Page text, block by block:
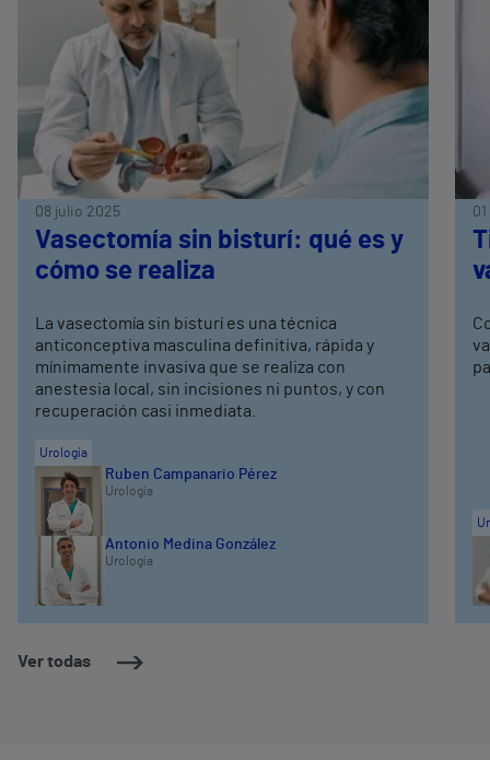
Ver todas
08 julio 2025
Vasectomía sin bisturí: qué es y
cómo se realiza
La vasectomía sin bisturí es una técnica
anticonceptiva masculina definitiva, rápida y
mínimamente invasiva que se realiza con
anestesia local, sin incisiones ni puntos, y con
recuperación casi inmediata.
Urología
Ruben Campanario Pérez
Urología
Antonio Medina González
Urología